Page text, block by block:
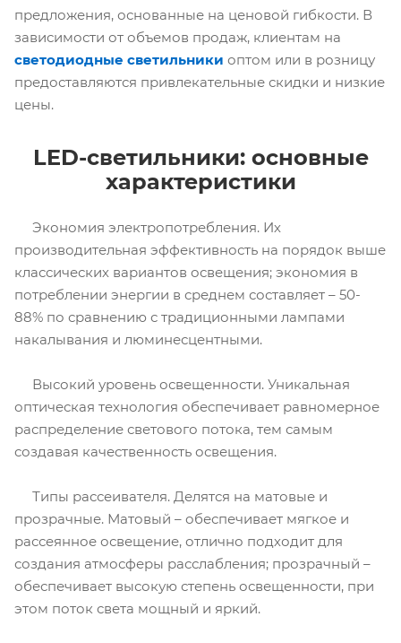
предложения, основанные на ценовой гибкости. В
зависимости от объемов продаж, клиентам на
светодиодные светильники оптом или в розницу
предоставляются привлекательные скидки и низкие
цены.
LED-светильники: основные
характеристики
Экономия электропотребления. Их
производительная эффективность на порядок выше
классических вариантов освещения; экономия в
потреблении энергии в среднем составляет – 50-
88% по сравнению с традиционными лампами
накалывания и люминесцентными.
Высокий уровень освещенности. Уникальная
оптическая технология обеспечивает равномерное
распределение светового потока, тем самым
создавая качественность освещения.
Типы рассеивателя. Делятся на матовые и
прозрачные. Матовый – обеспечивает мягкое и
рассеянное освещение, отлично подходит для
создания атмосферы расслабления; прозрачный –
обеспечивает высокую степень освещенности, при
этом поток света мощный и яркий.